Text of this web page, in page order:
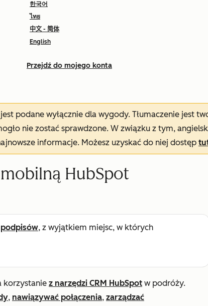
한국어
ไทย
中文 - 简体
English
Przejdź do mojego konta
podane wyłącznie dla wygody. Tłumaczenie jest
nie zostać sprawdzone. W związku z tym,
informacje. Możesz uzyskać do niej dostęp
HubSpot
podpisów, z wyjątkiem miejsc, w których
korzystanie z narzędzi CRM HubSpot w podróży.
, nawiązywać połączenia, zarządzać